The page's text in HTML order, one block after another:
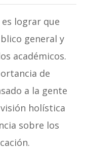
lograr que
general y
académicos.
de
a la gente
holística
sobre los